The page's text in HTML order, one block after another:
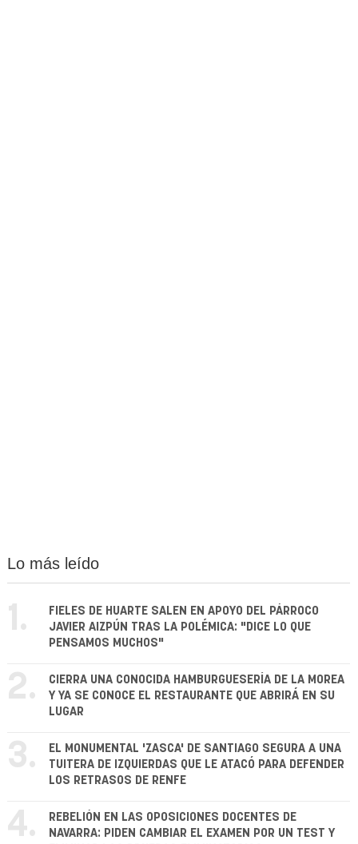
Lo más leído
1.
FIELES DE HUARTE SALEN EN APOYO DEL PÁRROCO
JAVIER AIZPÚN TRAS LA POLÉMICA: "DICE LO QUE
PENSAMOS MUCHOS"
2.
CIERRA UNA CONOCIDA HAMBURGUESERÍA DE LA MOREA
Y YA SE CONOCE EL RESTAURANTE QUE ABRIRÁ EN SU
LUGAR
3.
EL MONUMENTAL 'ZASCA' DE SANTIAGO SEGURA A UNA
TUITERA DE IZQUIERDAS QUE LE ATACÓ PARA DEFENDER
LOS RETRASOS DE RENFE
4.
REBELIÓN EN LAS OPOSICIONES DOCENTES DE
NAVARRA: PIDEN CAMBIAR EL EXAMEN POR UN TEST Y